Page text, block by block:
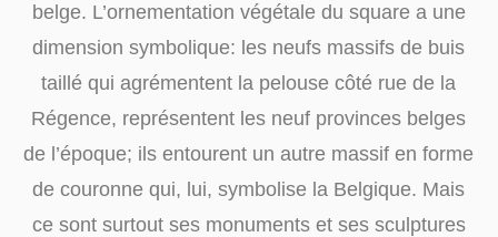
belge. L’ornementation végétale du square a une
dimension symbolique: les neufs massifs de buis
taillé qui agrémentent la pelouse côté rue de la
Régence, représentent les neuf provinces belges
de l’époque; ils entourent un autre massif en forme
de couronne qui, lui, symbolise la Belgique. Mais
ce sont surtout ses monuments et ses sculptures